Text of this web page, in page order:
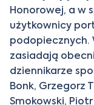
Honorowej, a w
użytkownicy
podopiecznych.
zasiadają
dziennikarze
Bonk, Grzegorz
Smokowski,